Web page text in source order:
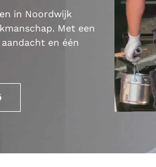
in Noordwijk
Met een
en één